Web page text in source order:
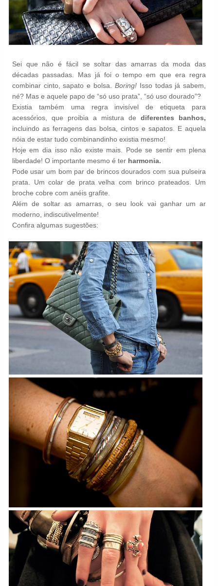
Sei que não é fácil se soltar das amarras da moda das
décadas passadas. Mas já foi o tempo em que era regra
combinar cinto, sapato e bolsa. Boring!Isso todas já sabem,
né? Mas e aquele papo de “só uso prata”, “só uso dourado”?
Existia também uma regra invisível de etiqueta para
acessórios, que proibia a mistura dediferentes
banhos,
incluindo as ferragens das bolsa, cintos e sapatos. E aquela
nóia de estar tudo combinandinho existia mesmo!
Hoje em dia isso não existe mais. Pode se sentir em plena
liberdade! O importante mesmo é ter harmonia.
Pode usar um bom par de brincos dourados com sua pulseira
prata. Um colar de prata velha com brinco prateados. Um
broche cobre com anéis grafite.
Além de soltar as amarras, o seu look vai ganhar um ar
moderno, indiscutivelmente!
Confira algumas sugestões: